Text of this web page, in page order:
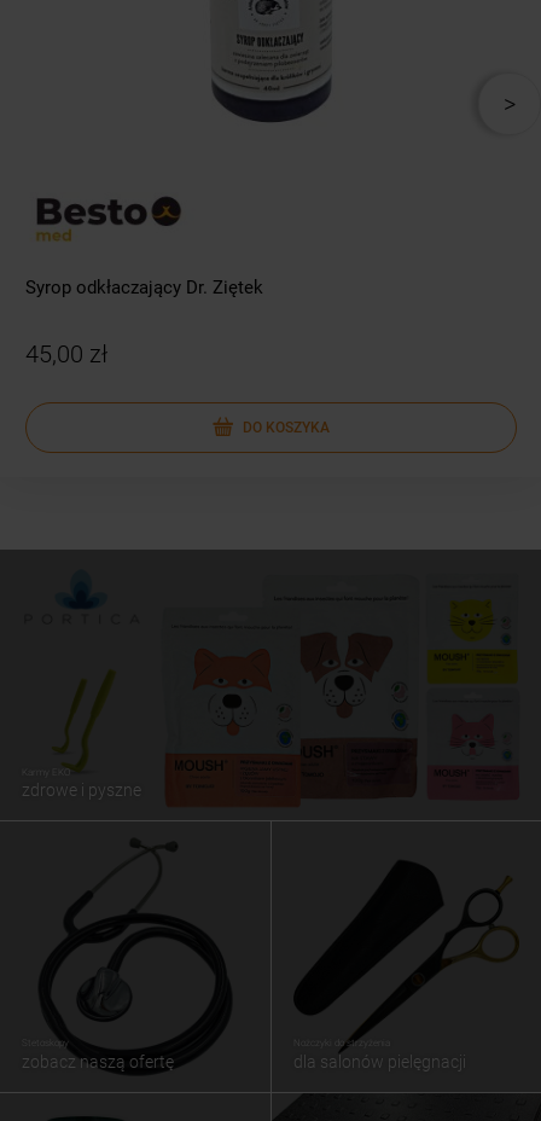
Syrop odkłaczający Dr. Ziętek
45,00 zł
DO KOSZYKA
Karmy EKO
zdrowe i pyszne
Stetoskopy
zobacz naszą ofertę
Nożczyki do strzyżenia
dla salonów pielęgnacji